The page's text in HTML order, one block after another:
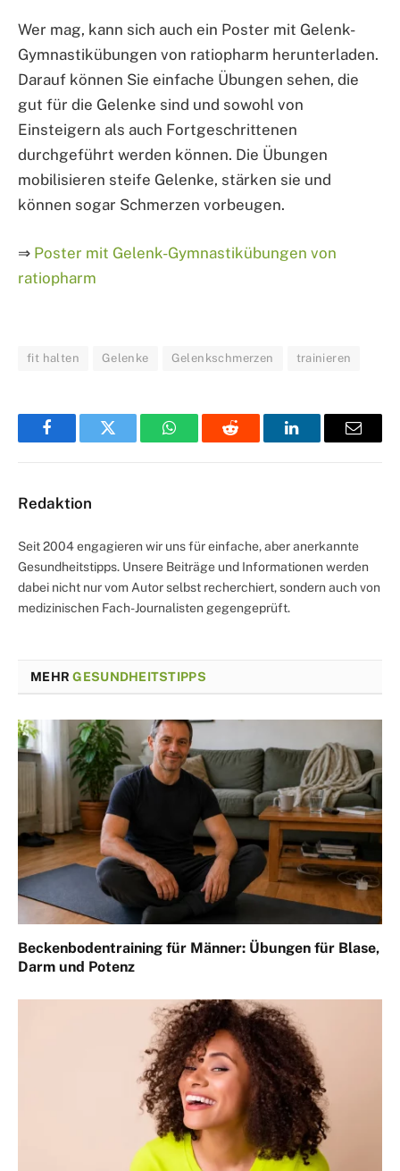
Wer mag, kann sich auch ein Poster mit Gelenk-
Gymnastikübungen von ratiopharm herunterladen.
Darauf können Sie einfache Übungen sehen, die
gut für die Gelenke sind und sowohl von
Einsteigern als auch Fortgeschrittenen
durchgeführt werden können. Die Übungen
mobilisieren steife Gelenke, stärken sie und
können sogar Schmerzen vorbeugen.
⇒ Poster mit Gelenk-Gymnastikübungen von
ratiopharm
fit halten Gelenke Gelenkschmerzen trainieren
FacebookTwitter WhatsAppReddit LinkedInEmail
Redaktion
Seit 2004 engagieren wir uns für einfache, aber anerkannte
Gesundheitstipps. Unsere Beiträge und Informationen werden
dabei nicht nur vom Autor selbst recherchiert, sondern auch von
medizinischen Fach-Journalisten gegengeprüft.
MEHRGESUNDHEITSTIPPS
Beckenbodentraining für Männer: Übungen für Blase,
Darm und Potenz